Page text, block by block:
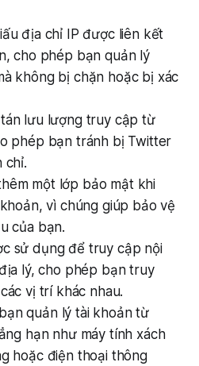
địa chỉ IP được liên kết
cho phép bạn quản lý
không bị chặn hoặc bị xác
lưu lượng truy cập từ
phép bạn tránh bị Twitter
chỉ.
một lớp bảo mật khi
vì chúng giúp bảo vệ
của bạn.
sử dụng để truy cập nội
lý, cho phép bạn truy
vị trí khác nhau.
quản lý tài khoản từ
hạn như máy tính xách
hoặc điện thoại thông